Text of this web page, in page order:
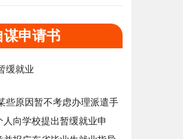
谋申请书
缓就业
些原因暂不考虑办理派遣手
人向学校提出暂缓就业申